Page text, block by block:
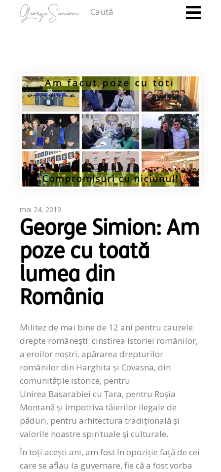
mai 24, 2019
George Simion: Am
poze cu toată
lumea din
România
Militez de mai bine de 12 ani pentru cauzele
drepte românești: cinstirea istoriei românilor,
a eroilor noștri, apărarea drepturilor
românilor din Harghita și Covasna, din
comunitățile istorice, pentru
Unirea Basarabiei cu Țara, pentru Roșia
Montană și împotriva tăierilor ilegale de
păduri, pentru arhitectura tradițională și
valorile noastre spirituale și culturale.
În toți acești ani, am fost în opoziție față de cei
care se aflau la guvernare, fie că a fost vorba